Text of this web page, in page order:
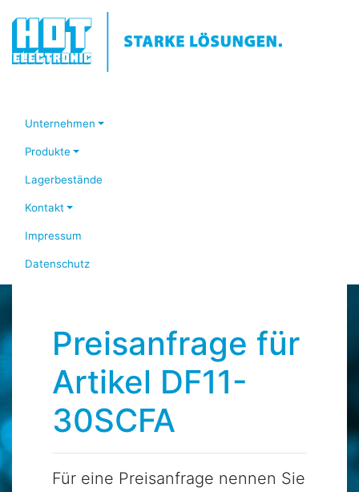
Unternehmen
Produkte
Lagerbestände
Kontakt
Impressum
Datenschutz
Preisanfrage für
Artikel DF11-
30SCFA
Für eine Preisanfrage nennen Sie